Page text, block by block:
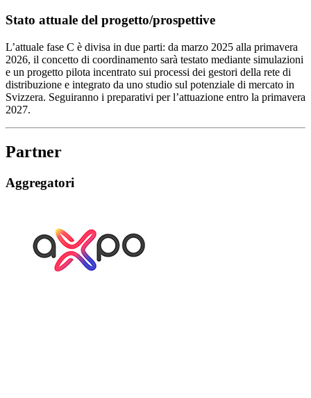
Stato attuale del progetto/prospettive
L’attuale fase C è divisa in due parti: da marzo 2025 alla primavera
2026, il concetto di coordinamento sarà testato mediante simulazioni
e un progetto pilota incentrato sui processi dei gestori della rete di
distribuzione e integrato da uno studio sul potenziale di mercato in
Svizzera. Seguiranno i preparativi per l’attuazione entro la primavera
2027.
Partner
Aggregatori